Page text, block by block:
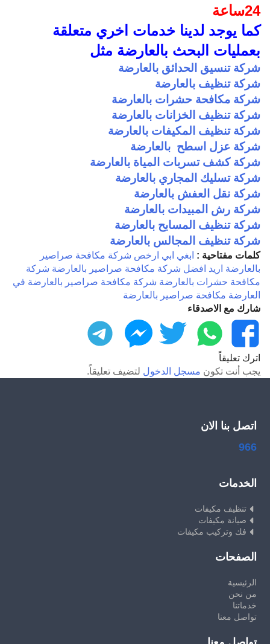
24ساعة
كما يوجد لدينا خدمات اخري متعلقة
بعمليات البحث بالعارضة مثل
شركة تنسيق الحدائق بالعارضة
شركة تنظيف بالعارضة
شركة مكافحة حشرات بالعارضة
شركة تنظيف الخزانات بالعارضة
شركة تنظيف المكيفات بالعارضة
شركة عزل اسطح بالعارضة
شركة كشف تسربات المياة بالعارضة
شركة تسليك المجاري بالعارضة
شركة نقل العفش بالعارضة
شركة رش المبيدات بالعارضة
شركة تنظيف المسابح بالعارضة
شركة تنظيف المجالس بالعارضة
كلمات مفتاحية : ابغي ابي ارخص شركة مكافحة صراصير
بالعارضة اريد افضل شركة مكافحة صراصير بالعارضة شركة
مكافحة حشرات بالعارضة شركة مكافحة صراصير بالعارضة في
العارضة مكافحة صراصير بالعارضة
شارك مع الاصدقاء
فيسبوك
واتساب تويتر ماسنجر
اترك تعليقاً
يجب أنت تكون مسجل الدخول لتضيف تعليقاً.
اتصل بنا الان
966
الخدمات
تنظيف مكيفات
صيانة مكيفات
فك وتركيب مكيفات
الصفحات
الرئيسية
من نحن
خدماتنا
تواصل معنا